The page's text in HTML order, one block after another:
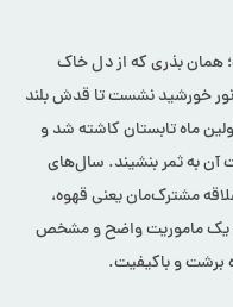
همان بذری که از دل خاک
نور خورشید نشست تا قدش بلند
ماه تابستان کاشته شد و
آن به ثمر بنشیند. سال‌های
مشترک‌مان یعنی قهوه،
یک ماموریت واضح و مشخص
برشت و باکیفیت.